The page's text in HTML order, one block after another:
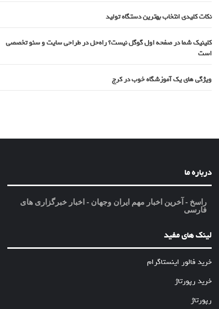
نکات کلیدی انتخاب بهترین دستگاه تولید
کلینیک شما در صفحه اول گوگل نیست؟ راه‌حل در طراحی سایت و سئو تخصصی
است
ویژگی های یک آموزشگاه خوب در کرج
درباره ما
راسخ - آخرین اخبار مهم ایران وجهان - اخبار خبرگزاری های
فارسی
لینک های مفید
خرید فالور اینستاگرام
خرید رپورتاژ
رپورتاژ